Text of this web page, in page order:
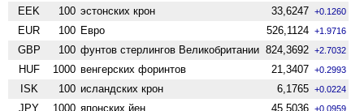
EEK 100 эстонских крон 33,6247 +0.1260
EUR 100 Евро 526,1124 +1.9716
GBP 100 фунтов стерлингов Велико­британии 824,3692 +2.7032
HUF 1000 венгерских форинтов 21,3407 +0.2993
ISK 100 исландских крон 6,1765 +0.0224
JPY 1000 японских йен 45,5036 +0.0959